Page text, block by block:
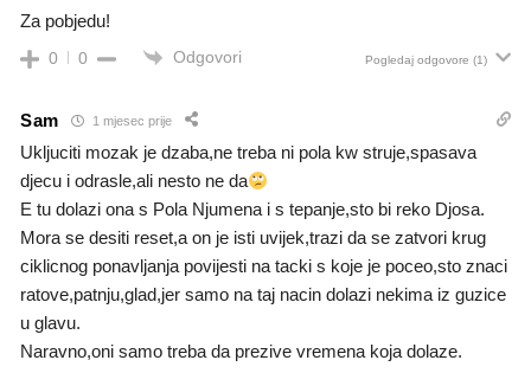
Za pobjedu!
0 0 Odgovori Pogledaj odgovore (1)
Sam 1 mjesec prije
Ukljuciti mozak je dzaba,ne treba ni pola kw struje,spasava
djecu i odrasle,ali nesto ne da
E tu dolazi ona s Pola Njumena i s tepanje,sto bi reko Djosa.
Mora se desiti reset,a on je isti uvijek,trazi da se zatvori krug
ciklicnog ponavljanja povijesti na tacki s koje je poceo,sto znaci
ratove,patnju,glad,jer samo na taj nacin dolazi nekima iz guzice
u glavu.
Naravno,oni samo treba da prezive vremena koja dolaze.